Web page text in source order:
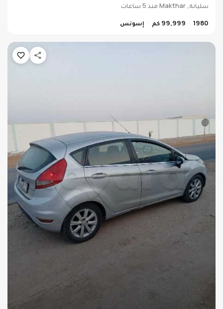
سليانة, Makthar
·منذ 5 ساعات
1980
99,999 كم إسونس